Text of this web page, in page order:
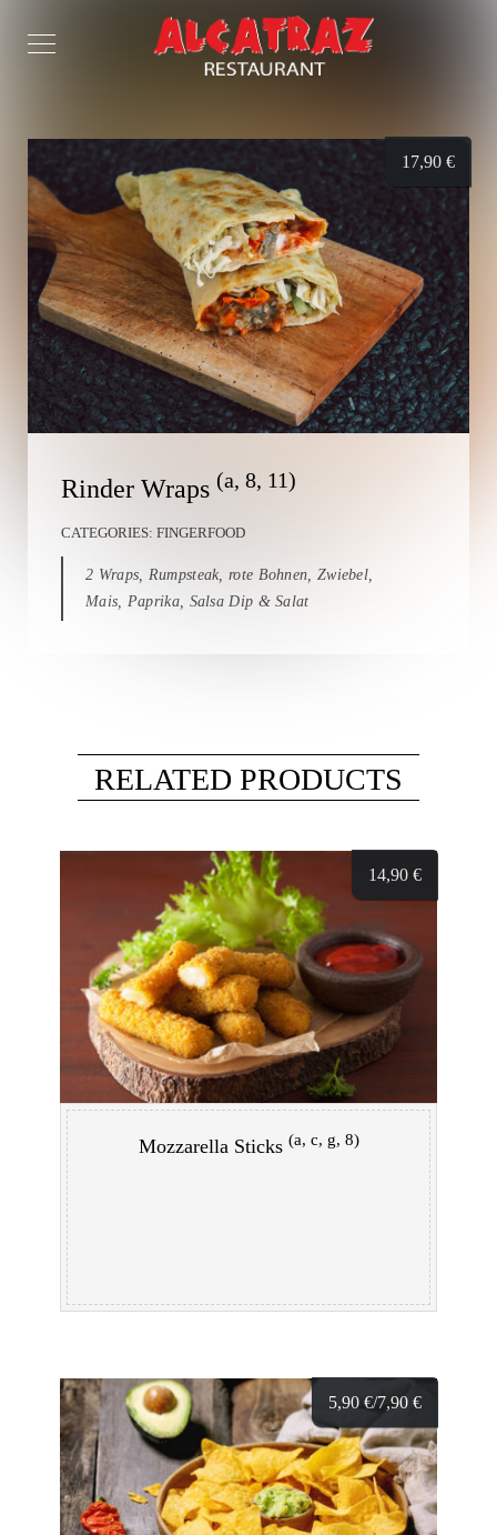
Rinder Wraps (a, 8, 11)
CATEGORIES: FINGERFOOD
2 Wraps, Rumpsteak, rote Bohnen, Zwiebel,
Mais, Paprika, Salsa Dip & Salat
17,90 €
RELATED PRODUCTS
14,90 €
Mozzarella Sticks (a, c, g, 8)
5,90 €/7,90 €